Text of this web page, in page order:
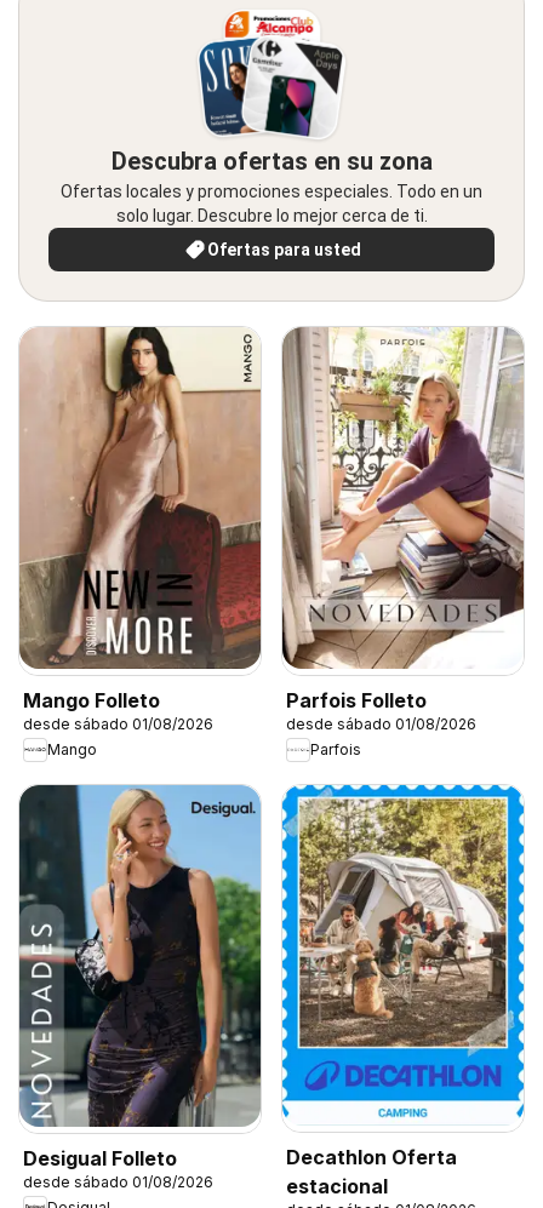
Descubra ofertas en su zona
Ofertas locales y promociones especiales. Todo en un
solo lugar. Descubre lo mejor cerca de ti.
Ofertas para usted
Mango Folleto
desde sábado 01/08/2026
Mango
Parfois Folleto
desde sábado 01/08/2026
Parfois
Desigual Folleto
desde sábado 01/08/2026
Decathlon Oferta
estacional